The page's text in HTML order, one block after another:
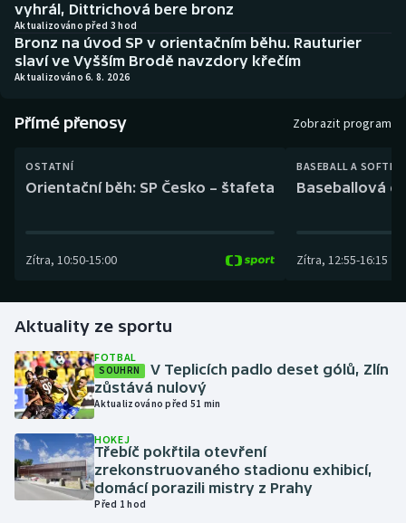
Boby a skeleton
Box
Curling
Dostihy
Gymnastika
Házená
Jezdectví
Judo
Krasobruslení
AZ kvíz
vyhrál, Dittrichová bere bronz
Aktualizováno před 3 hod
Bronz na úvod SP v orientačním běhu. Rauturier
slaví ve Vyšším Brodě navzdory křečím
Aktualizováno 6. 8. 2026
Přímé přenosy Zobrazit program
OSTATNÍ
Orientační běh: SP Česko – štafeta
Zítra, 10:50-15:00
BASEBALL A
Baseballová
Zítra, 12:55-16:15
Aktuality ze sportu
FOTBAL
SOUHRN
V Teplicích padlo deset gólů, Zlín
zůstává nulový
Aktualizováno před 51 min
HOKEJ
Třebíč pokřtila otevření
zrekonstruovaného stadionu exhibicí,
domácí porazili mistry z Prahy
Před 1 hod